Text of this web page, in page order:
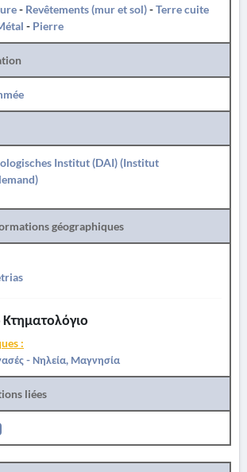
- Revêtements (mur et sol)-Terre cuite
- Pierre
Institut (DAI) (Institut
géographiques
:
- Νηλεία, Μαγνησία
liées